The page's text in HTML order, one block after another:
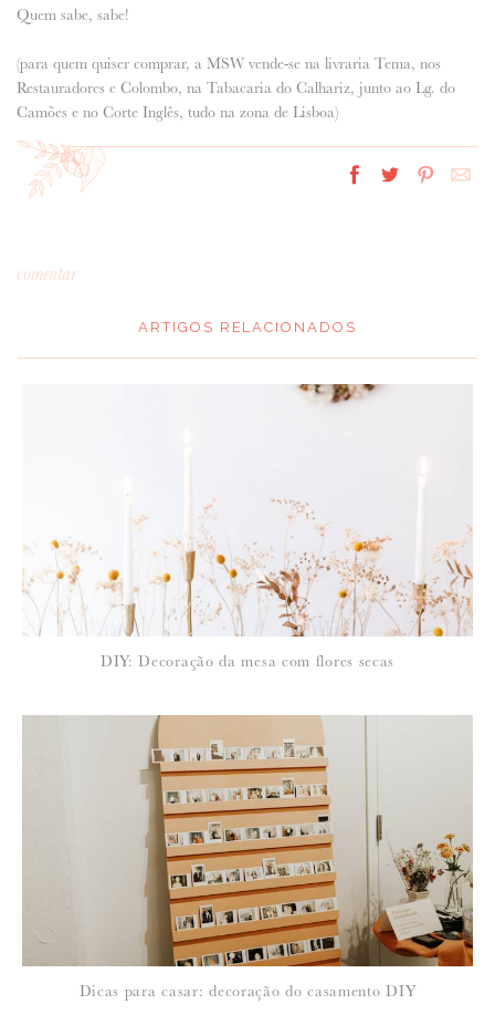
Quem sabe, sabe!
(para quem quiser comprar, a MSW vende-se na livraria Tema, nos
Restauradores e Colombo, na Tabacaria do Calhariz, junto ao Lg. do
Camões e no Corte Inglês, tudo na zona de Lisboa)
comentar
ARTIGOS RELACIONADOS
DIY: Decoração da mesa com flores secas
Dicas para casar: decoração do casamento DIY